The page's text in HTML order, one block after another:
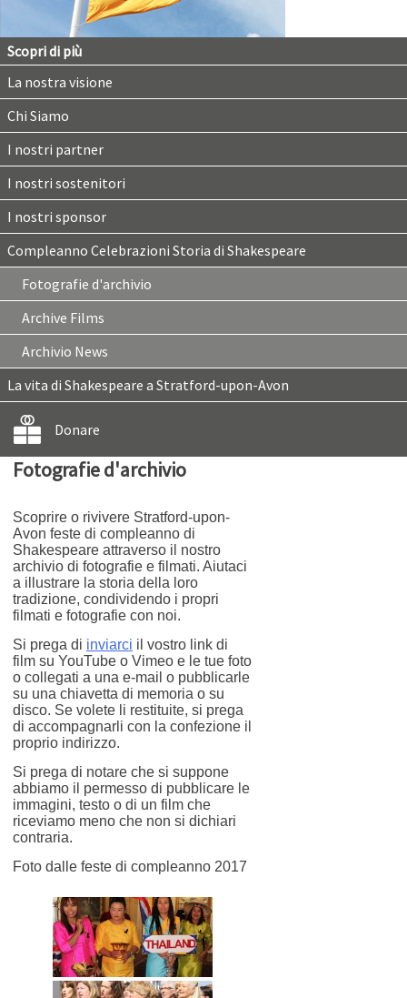
Scopri di più
La nostra visione
Chi Siamo
I nostri partner
I nostri sostenitori
I nostri sponsor
Compleanno Celebrazioni Storia di Shakespeare
Fotografie d'archivio
Archive Films
Archivio News
La vita di Shakespeare a Stratford-upon-Avon
Donare
Fotografie d'archivio
Scoprire o rivivere Stratford-upon-
Avon feste di compleanno di
Shakespeare attraverso il nostro
archivio di fotografie e filmati. Aiutaci
a illustrare la storia della loro
tradizione, condividendo i propri
filmati e fotografie con noi.
Si prega di inviarci il vostro link di
film su YouTube o Vimeo e le tue foto
o collegati a una e-mail o pubblicarle
su una chiavetta di memoria o su
disco. Se volete li restituite, si prega
di accompagnarli con la confezione il
proprio indirizzo.
Si prega di notare che si suppone
abbiamo il permesso di pubblicare le
immagini, testo o di un film che
riceviamo meno che non si dichiari
contraria.
Foto dalle feste di compleanno 2017